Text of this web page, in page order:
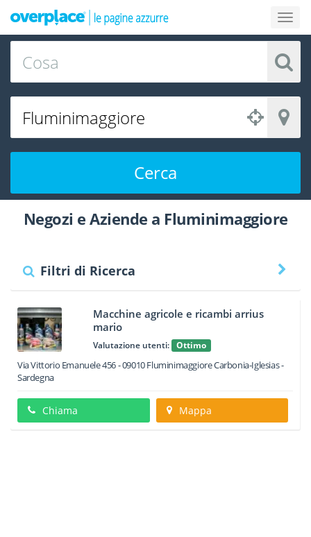
Cerca
Negozi e Aziende a Fluminimaggiore
Filtri di Ricerca
Macchine agricole e ricambi arrius
mario
Valutazione utenti: Ottimo
Via Vittorio Emanuele 456-09010FluminimaggioreCarbonia-Iglesias -
Sardegna
Chiama Mappa